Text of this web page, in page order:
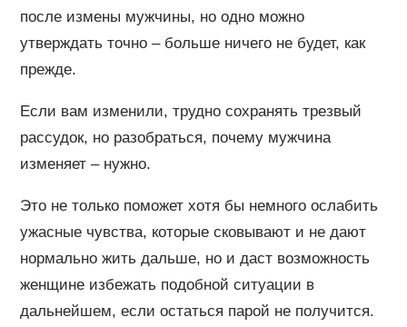
после измены мужчины, но одно можно
утверждать точно – больше ничего не будет, как
прежде.
Если вам изменили, трудно сохранять трезвый
рассудок, но разобраться, почему мужчина
изменяет – нужно.
Это не только поможет хотя бы немного ослабить
ужасные чувства, которые сковывают и не дают
нормально жить дальше, но и даст возможность
женщине избежать подобной ситуации в
дальнейшем, если остаться парой не получится.